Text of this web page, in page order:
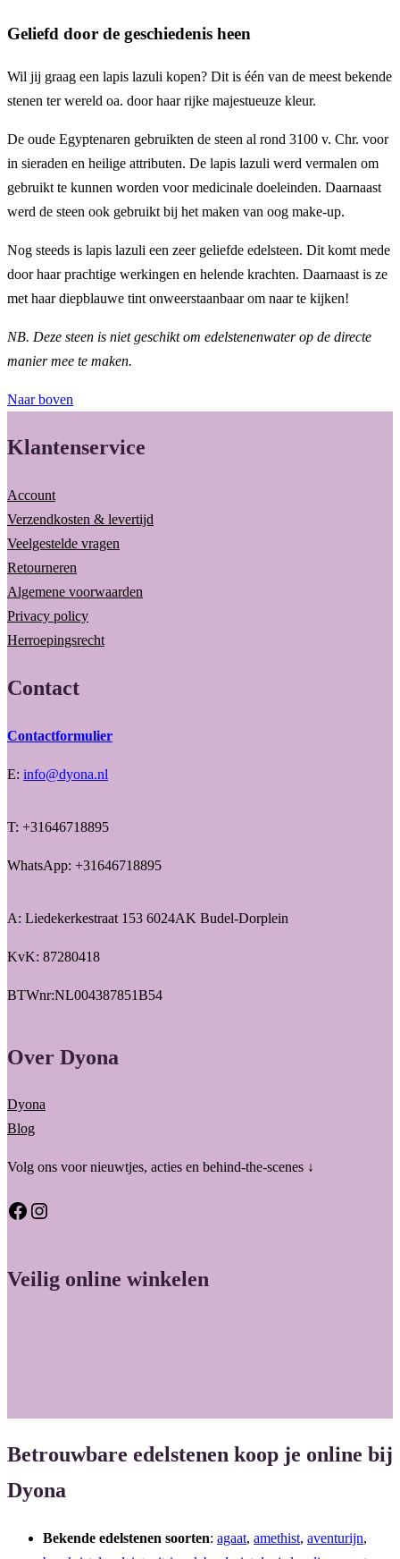
Geliefd door de geschiedenis heen
Wil jij graag een lapis lazuli kopen? Dit is één van de meest bekende
stenen ter wereld oa. door haar rijke majestueuze kleur.
De oude Egyptenaren gebruikten de steen al rond 3100 v. Chr. voor
in sieraden en heilige attributen. De lapis lazuli werd vermalen om
gebruikt te kunnen worden voor medicinale doeleinden. Daarnaast
werd de steen ook gebruikt bij het maken van oog make-up.
Nog steeds is lapis lazuli een zeer geliefde edelsteen. Dit komt mede
door haar prachtige werkingen en helende krachten. Daarnaast is ze
met haar diepblauwe tint onweerstaanbaar om naar te kijken!
NB. Deze steen is niet geschikt om edelstenenwater op de directe
manier mee te maken.
Naar boven
Klantenservice
Account
Verzendkosten & levertijd
Veelgestelde vragen
Retourneren
Algemene voorwaarden
Privacy policy
Herroepingsrecht
Contact
Contactformulier
E: info@dyona.nl
T: +31646718895
WhatsApp: +31646718895
A: Liedekerkestraat 153 6024AK Budel-Dorplein
KvK: 87280418
BTWnr:NL004387851B54
Over Dyona
Dyona
Blog
Volg ons voor nieuwtjes, acties en behind-the-scenes ↓
Facebook Instagram
Veilig online winkelen
Betrouwbare edelstenen koop je online bij
Dyona
Bekende edelstenen soorten: agaat, amethist, aventurijn,